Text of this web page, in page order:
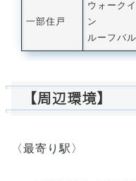
一部住戸
ウォーク
ン
ルーフバ
【周辺環境】
〈最寄り駅〉